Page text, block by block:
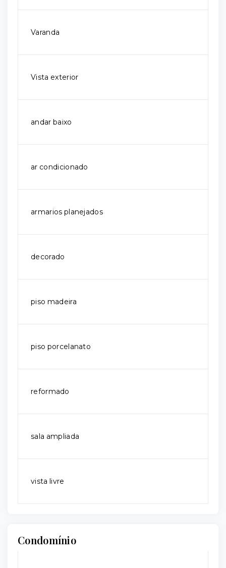
Varanda
Vista exterior
andar baixo
ar condicionado
armarios planejados
decorado
piso madeira
piso porcelanato
reformado
sala ampliada
vista livre
Condomínio